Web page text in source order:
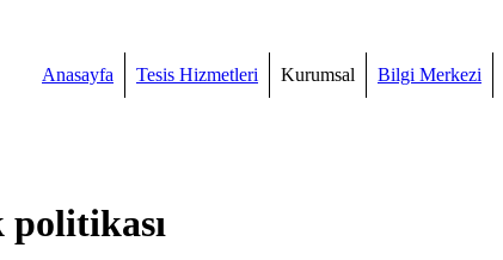
Anasayfa Tesis Hizmetleri Kurumsal Bilgi Merkezi